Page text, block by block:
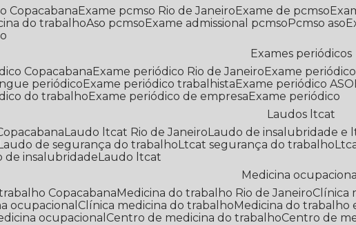
Copacabana
Exame pcmso Rio de Janeiro Exame de pcmso
do trabalho Aso pcmso Exame admissional pcmso Pcmso aso
Exames periódicos
Copacabana
Exame periódico Rio de Janeiro Exame
periódico
Exame periódico trabalhista Exame periódico ASO
do trabalho
Exame periódico de empresa
Exame periódico
Laudos ltcat
Laudo ltcat Rio de Janeiro Laudo de insalubridade e
Laudo de segurança do trabalho Ltcat segurança do trabalho
de insalubridade Laudo ltcat
Medicina ocupacional
trabalho Copacabana
Medicina do trabalho Rio de Janeiro
ocupacional
Clínica medicina do trabalho Medicina do trabalho
ocupacional
Centro de medicina do trabalho Centro de